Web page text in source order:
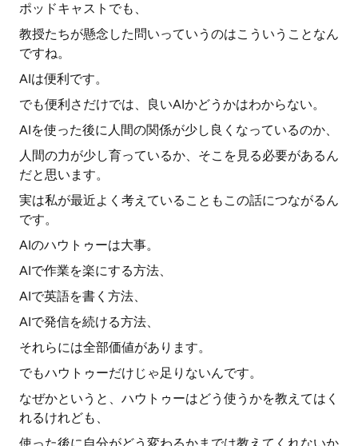
ポッドキャストでも、
教授たちが懸念した問いっていうのはこういうことなん
ですね。
AIは便利です。
でも便利さだけでは、良いAIかどうかはわからない。
AIを使った後に人間の関係が少し良くなっているのか、
人間の力が少し育っているか、そこを見る必要があるん
だと思います。
実は私が最近よく考えていることもこの話につながるん
です。
AIのハウトゥーは大事。
AIで作業を楽にする方法、
AIで英語を書く方法、
AIで発信を続ける方法、
それらには全部価値があります。
でもハウトゥーだけじゃ足りないんです。
なぜかというと、ハウトゥーはどう使うかを教えてはく
れるけれども、